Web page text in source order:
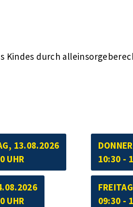
Kindes durch
13.08.2026
UHR
10:30 -
UHR
09:30 -